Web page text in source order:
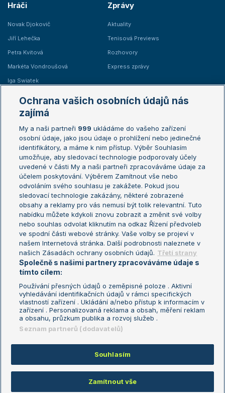
Hráči
Novak Djokovič
Jiří Lehečka
Petra Kvitová
Markéta Vondroušová
Iga Swiatek
Zprávy
Aktuality
Tenisová Previews
Rozhovory
Express zprávy
Žebříčky
Žebříček ATP (muži)
Žebříček WTA (ženy)
Sázkařský žebříček
Australian Open
French Open
Wimbledon
US Open
Turnaj mistrů
Turnaj mistryň
Aktualní trendy
Fotbalové přestupy
Livesport Daily
LS Prague Open
Podmínky užití
Nastavení soukromí
GDPR a žurnalistika
Reklama
Kontakt
Informace o zpracování osobních
údajů
Copyright © 2008-2026 TenisPortal.cz. Využíváme zpravodajství ČTK.
Ochrana vašich osobních údajů nás
zajímá
My a naši partneři 999 ukládáme do vašeho zařízení
osobní údaje, jako jsou údaje o prohlížení nebo jedinečné
identifikátory, a máme k nim přístup. Výběr Souhlasím
umožňuje, aby sledovací technologie podporovaly účely
uvedené v části My a naši partneři zpracováváme údaje za
účelem poskytování. Výběrem Zamítnout vše nebo
odvoláním svého souhlasu je zakážete. Pokud jsou
sledovací technologie zakázány, některé zobrazené
obsahy a reklamy pro vás nemusí být tolik relevantní. Tuto
nabídku můžete kdykoli znovu zobrazit a změnit své volby
nebo souhlas odvolat kliknutím na odkaz Řízení předvoleb
ve spodní části webové stránky. Vaše volby se projeví v
našem Internetová stránka. Další podrobnosti naleznete v
našich Zásadách ochrany osobních údajů. Třetí strany
Společně s našimi partnery zpracováváme údaje s
tímto cílem:
Používání přesných údajů o zeměpisné poloze . Aktivní
vyhledávání identifikačních údajů v rámci specifických
vlastností zařízení . Ukládání a/nebo přístup k informacím v
zařízení . Personalizovaná reklama a obsah, měření reklam
a obsahu, průzkum publika a rozvoj služeb .
Seznam partnerů (dodavatelů)
Souhlasím
Zamítnout vše